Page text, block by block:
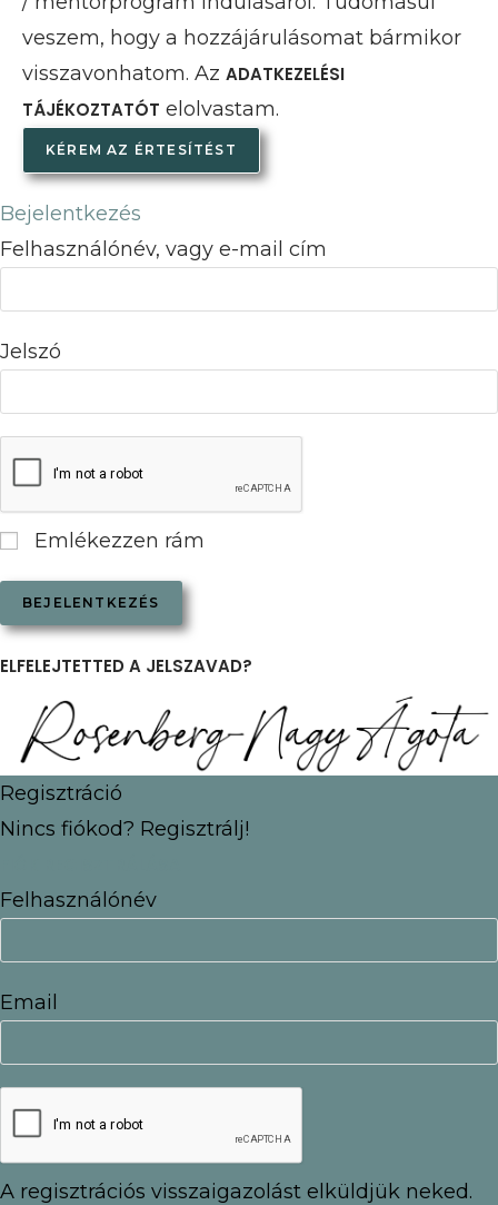
veszem, hogy a hozzájárulásomat bármikor
visszavonhatom. Az ADATKEZELÉSI
TÁJÉKOZTATÓT elolvastam.
KÉREM AZ ÉRTESÍTÉST
Bejelentkezés
Felhasználónév, vagy e-mail cím
Jelszó
Emlékezzen rám
ELFELEJTETTED A JELSZAVAD?
Regisztráció
Nincs fiókod? Regisztrálj!
Felhasználónév
Email
A regisztrációs visszaigazolást elküldjük neked.